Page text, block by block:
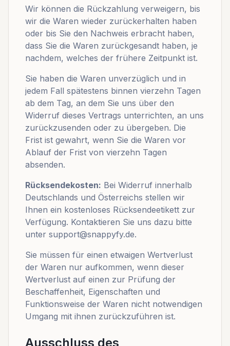
Wir können die Rückzahlung verweigern, bis
wir die Waren wieder zurückerhalten haben
oder bis Sie den Nachweis erbracht haben,
dass Sie die Waren zurückgesandt haben, je
nachdem, welches der frühere Zeitpunkt ist.
Sie haben die Waren unverzüglich und in
jedem Fall spätestens binnen vierzehn Tagen
ab dem Tag, an dem Sie uns über den
Widerruf dieses Vertrags unterrichten, an uns
zurückzusenden oder zu übergeben. Die
Frist ist gewahrt, wenn Sie die Waren vor
Ablauf der Frist von vierzehn Tagen
absenden.
Rücksendekosten: Bei Widerruf innerhalb
Deutschlands und Österreichs stellen wir
Ihnen ein kostenloses Rücksendeetikett zur
Verfügung. Kontaktieren Sie uns dazu bitte
unter support@snappyfy.de.
Sie müssen für einen etwaigen Wertverlust
der Waren nur aufkommen, wenn dieser
Wertverlust auf einen zur Prüfung der
Beschaffenheit, Eigenschaften und
Funktionsweise der Waren nicht notwendigen
Umgang mit ihnen zurückzuführen ist.
Ausschluss des